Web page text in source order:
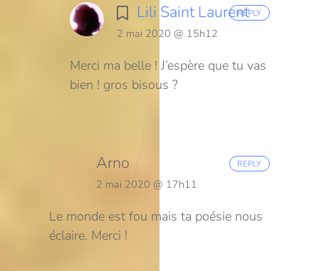
Lili Saint Laurent
2 mai 2020 @ 15h12
Merci ma belle ! J’espère que tu vas
bien ! gros bisous ?
REPLY
Arno
2 mai 2020 @ 17h11
Le monde est fou mais ta poésie nous
éclaire. Merci !
REPLY